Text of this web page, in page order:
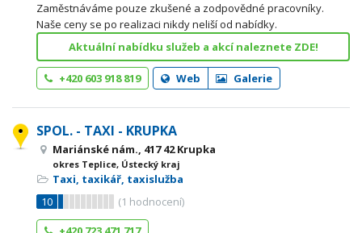
Zaměstnáváme pouze zkušené a zodpovědné pracovníky.
Naše ceny se po realizaci nikdy neliší od nabídky.
Aktuální nabídku služeb a akcí naleznete ZDE!
+420 603 918 819 Web Galerie
SPOL. - TAXI - KRUPKA
Mariánské nám., 417 42 Krupka
okres Teplice, Ústecký kraj
Taxi, taxikář, taxislužba
10
(1 hodnocení)